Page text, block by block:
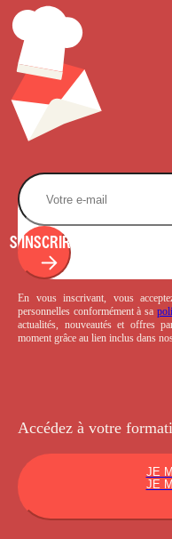
S'INSCRIRE
En vous inscrivant, vous
personnelles conformément à sa
actualités, nouveautés et offres
moment grâce au lien inclus dans
Accédez à votre
JE
JE